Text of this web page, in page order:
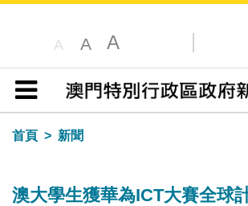
A A A
目錄
首頁
新聞
澳大學生獲華為ICT大賽全球